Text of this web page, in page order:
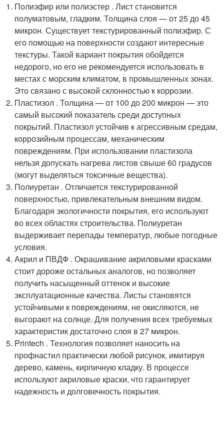
Полиэфир или полиэстер . Лист становится
полуматовым, гладким. Толщина слоя — от 25 до 45
микрон. Существует текстурированный полиэфир. С
его помощью на поверхности создают интересные
текстуры. Такой вариант покрытия обойдется
недорого, но его не рекомендуется использовать в
местах с морским климатом, в промышленных зонах.
Это связано с высокой склонностью к коррозии.
Пластизол . Толщина — от 100 до 200 микрон — это
самый высокий показатель среди доступных
покрытий. Пластизол устойчив к агрессивным средам,
коррозийным процессам, механическим
повреждениям. При использовании пластизола
нельзя допускать нагрева листов свыше 60 градусов
(могут выделяться токсичные вещества).
Полиуретан . Отличается текстурированной
поверхностью, привлекательным внешним видом.
Благодаря экологичности покрытия, его используют
во всех областях строительства. Полиуретан
выдерживает перепады температур, любые погодные
условия.
Акрил и ПВДФ . Окрашивание акриловыми красками
стоит дороже остальных аналогов, но позволяет
получить насыщенный оттенок и высокие
эксплуатационные качества. Листы становятся
устойчивыми к повреждениям, не окисляются, не
выгорают на солнце. Для получения всех требуемых
характеристик достаточно слоя в 27 микрон.
Printech . Технология позволяет наносить на
профнастил практически любой рисунок, имитируя
дерево, камень, кирпичную кладку. В процессе
используют акриловые краски, что гарантирует
надежность и долговечность покрытия.